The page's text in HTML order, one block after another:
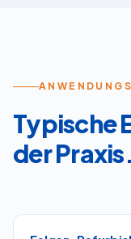
Typische
der Praxis.